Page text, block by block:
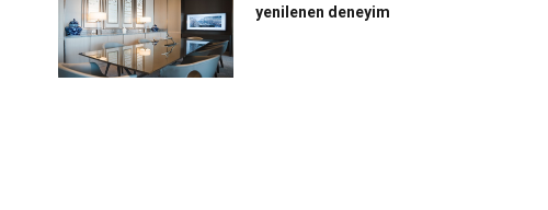
yenilenen deneyim